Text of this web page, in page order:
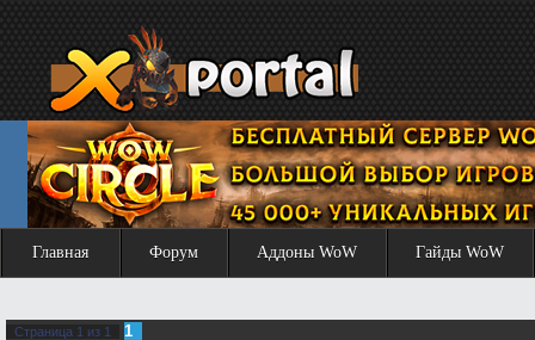
Главная Форум Аддоны WoW Гайды WoW
Страница 1 из 1
1